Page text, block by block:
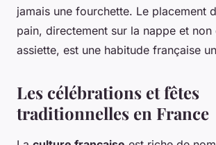
jamais une fourchette. Le placement
pain, directement sur la nappe et non
assiette, est une habitude française
Les célébrations et fêtes
traditionnelles en France